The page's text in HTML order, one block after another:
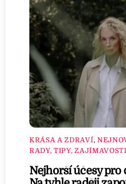
KRÁSA A ZDRAVÍ,
RADY, TIPY, ZAJÍMAVOSTI
Nejhorší účesy pro